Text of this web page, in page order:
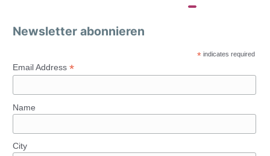
Newsletter abonnieren
* indicates required
Email Address *
Name
City